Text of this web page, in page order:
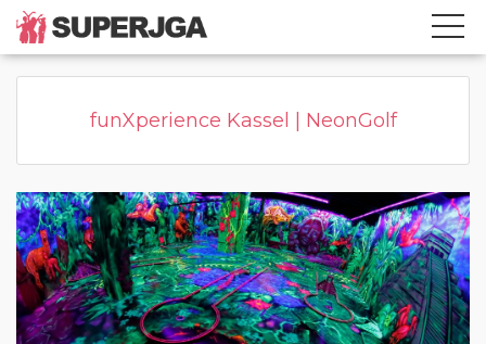
Home Kategorie Page active
funXperience Kassel | NeonGolf